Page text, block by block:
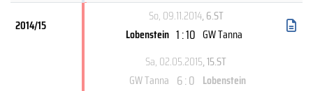
2014/15
So, 09.11.2014, 6.ST
Lobenstein 1 : 10 GW Tanna
Sa, 02.05.2015, 15.ST
GW Tanna 6 : 0 Lobenstein